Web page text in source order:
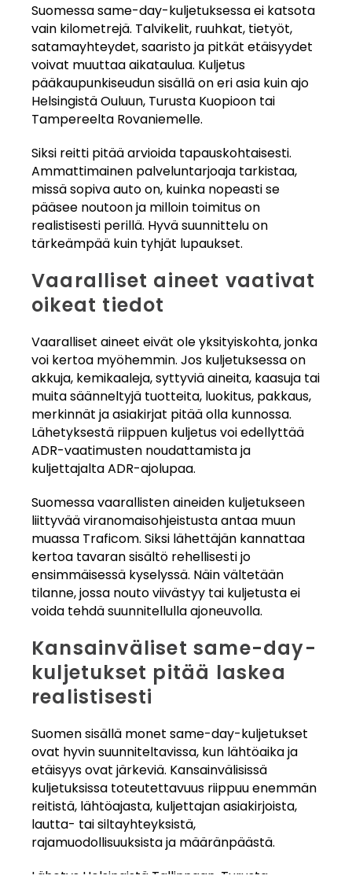
Suomessa same-day-kuljetuksessa ei katsota
vain kilometrejä. Talvikelit, ruuhkat, tietyöt,
satamayhteydet, saaristo ja pitkät etäisyydet
voivat muuttaa aikataulua. Kuljetus
pääkaupunkiseudun sisällä on eri asia kuin ajo
Helsingistä Ouluun, Turusta Kuopioon tai
Tampereelta Rovaniemelle.
Siksi reitti pitää arvioida tapauskohtaisesti.
Ammattimainen palveluntarjoaja tarkistaa,
missä sopiva auto on, kuinka nopeasti se
pääsee noutoon ja milloin toimitus on
realistisesti perillä. Hyvä suunnittelu on
tärkeämpää kuin tyhjät lupaukset.
Vaaralliset aineet vaativat
oikeat tiedot
Vaaralliset aineet eivät ole yksityiskohta, jonka
voi kertoa myöhemmin. Jos kuljetuksessa on
akkuja, kemikaaleja, syttyviä aineita, kaasuja tai
muita säänneltyjä tuotteita, luokitus, pakkaus,
merkinnät ja asiakirjat pitää olla kunnossa.
Lähetyksestä riippuen kuljetus voi edellyttää
ADR-vaatimusten noudattamista ja
kuljettajalta ADR-ajolupaa.
Suomessa vaarallisten aineiden kuljetukseen
liittyvää viranomaisohjeistusta antaa muun
muassa Traficom. Siksi lähettäjän kannattaa
kertoa tavaran sisältö rehellisesti jo
ensimmäisessä kyselyssä. Näin vältetään
tilanne, jossa nouto viivästyy tai kuljetusta ei
voida tehdä suunnitellulla ajoneuvolla.
Kansainväliset same-day-
kuljetukset pitää laskea
realistisesti
Suomen sisällä monet same-day-kuljetukset
ovat hyvin suunniteltavissa, kun lähtöaika ja
etäisyys ovat järkeviä. Kansainvälisissä
kuljetuksissa toteutettavuus riippuu enemmän
reitistä, lähtöajasta, kuljettajan asiakirjoista,
lautta- tai siltayhteyksistä,
rajamuodollisuuksista ja määränpäästä.
Lähetys Helsingistä Tallinnaan, Turusta